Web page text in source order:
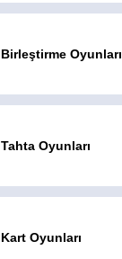
Birleştirme Oyunları
Tahta Oyunları
Kart Oyunları